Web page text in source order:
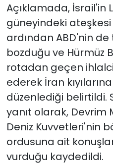
Açıklamada, İsrail'in
güneyindeki
ardından ABD'nin
bozduğu ve Hürmüz
rotadan geçen
ederek İran
düzenlediği belirtildi.
yanıt olarak, Devrim
Deniz Kuvvetleri'nin
ordusuna ait
vurduğu kaydedildi.